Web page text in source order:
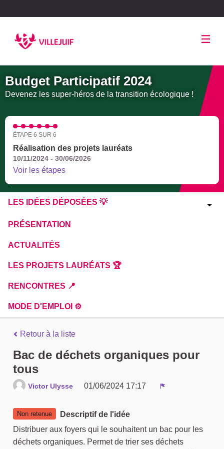
Budget Participatif 2024
Devenez les super-héros de la transition écologique !
ÉTAPE 6 SUR 6
Réalisation des projets lauréats
10/11/2024 - 30/06/2026
Voir les étapes
LES IDÉES DÉPOSÉES 💡
PRÉSENTATION
ACTUALITÉS
LES PROJETS LAURÉATS 🏆
RENCONTRES 📍
MODE D'EMPLOI ⚙️
Retour à la liste
Bac de déchets organiques pour
tous
Victor Ulysse
01/06/2024 17:17
Non retenue
Descriptif de l'idée
Distribuer aux foyers qui le souhaitent un bac pour les
déchets organiques. Permet de trier ses déchets